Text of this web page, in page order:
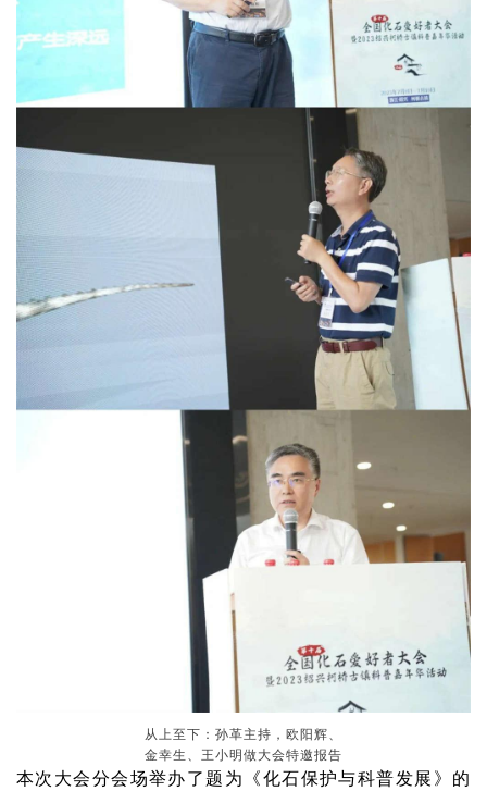
从上至下：孙革主持，欧阳辉、
金幸生、王小明做大会特邀报告
本次大会分会场举办了题为《化石保护与科普发展》的